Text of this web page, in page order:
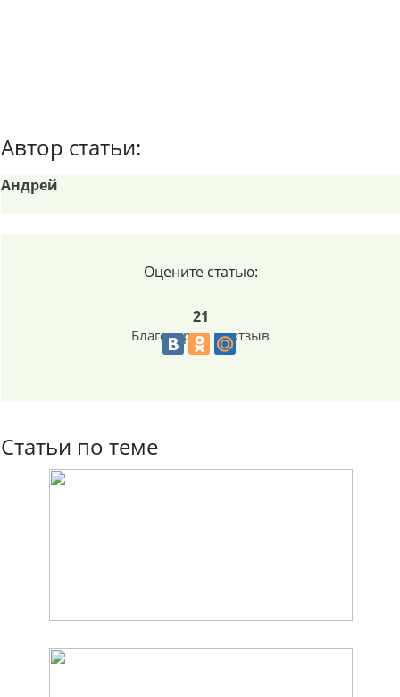
Автор статьи:
Андрей
Оцените статью:
21
Благодарим за отзыв
Статьи по теме